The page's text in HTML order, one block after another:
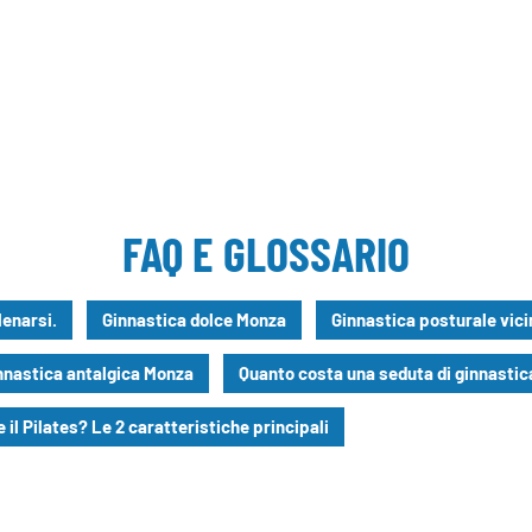
FAQ E GLOSSARIO
Ginnastica dolce Monza Ginnastica posturale
antalgica Monza Quanto costa una seduta di
il Pilates? Le 2 caratteristiche principali